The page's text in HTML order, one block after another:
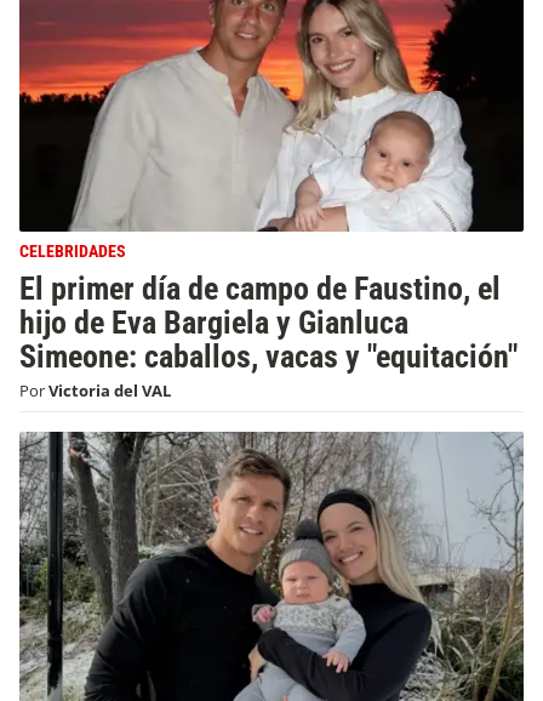
CELEBRIDADES
El primer día de campo de Faustino, el
hijo de Eva Bargiela y Gianluca
Simeone: caballos, vacas y "equitación"
PorVictoria del VAL